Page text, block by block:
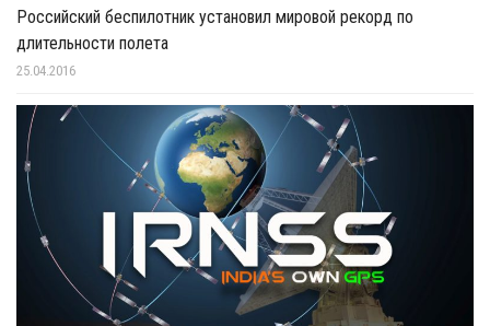
Российский беспилотник установил мировой рекорд по
длительности полета
25.04.2016